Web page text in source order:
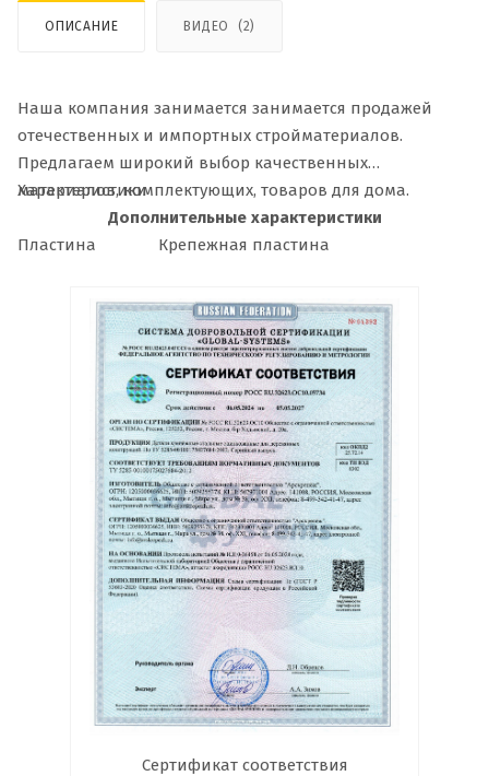
ОПИСАНИЕ ВИДЕО (2)
Наша компания занимается занимается продажей
отечественных и импортных стройматериалов.
Предлагаем широкий выбор качественных
материалов, комплектующих, товаров для дома.
Характеристики
Дополнительные характеристики
Пластина
Крепежная пластина
Сертификат соответствия